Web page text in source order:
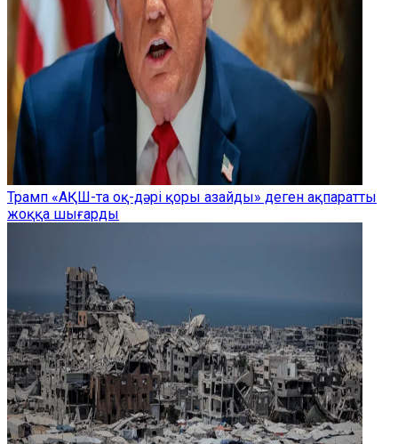
Трамп «АҚШ-та оқ-дәрі қоры азайды» деген ақпаратты
жоққа шығарды